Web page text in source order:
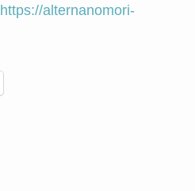
https://alternanomori-